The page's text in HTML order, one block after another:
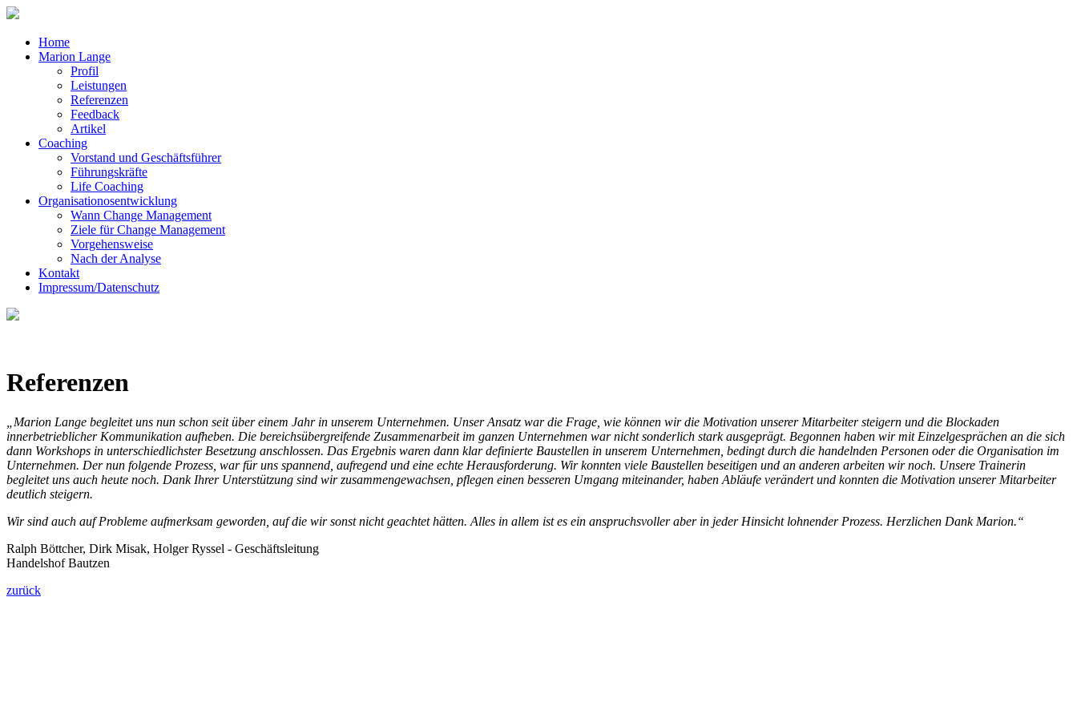
Home
Marion Lange
Profil
Leistungen
Referenzen
Feedback
Artikel
Coaching
Vorstand und Geschäftsführer
Führungskräfte
Life Coaching
Organisationosentwicklung
Wann Change Management
Ziele für Change Management
Vorgehensweise
Nach der Analyse
Kontakt
Impressum/Datenschutz
Referenzen
„Marion Lange begleitet uns nun schon seit über einem Jahr in unserem Unternehmen. Unser Ansatz war die Frage, wie können wir die Motivation unserer Mitarbeiter steigern und die Blockaden
innerbetrieblicher Kommunikation aufheben. Die bereichsübergreifende Zusammenarbeit im ganzen Unternehmen war nicht sonderlich stark ausgeprägt. Begonnen haben wir mit Einzelgesprächen an die sich
dann Workshops in unterschiedlichster Besetzung anschlossen. Das Ergebnis waren dann klar definierte Baustellen in unserem Unternehmen, bedingt durch die handelnden Personen oder die Organisation im
Unternehmen. Der nun folgende Prozess, war für uns spannend, aufregend und eine echte Herausforderung. Wir konnten viele Baustellen beseitigen und an anderen arbeiten wir noch. Unsere Trainerin
begleitet uns auch heute noch. Dank Ihrer Unterstützung sind wir zusammengewachsen, pflegen einen besseren Umgang miteinander, haben Abläufe verändert und konnten die Motivation unserer Mitarbeiter
deutlich steigern.
Wir sind auch auf Probleme aufmerksam geworden, auf die wir sonst nicht geachtet hätten. Alles in allem ist es ein anspruchsvoller aber in jeder Hinsicht lohnender Prozess. Herzlichen Dank Marion.“
Ralph Böttcher, Dirk Misak, Holger Ryssel - Geschäftsleitung
Handelshof Bautzen
zurück